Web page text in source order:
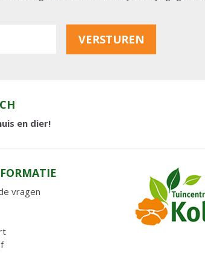
en dier!
vragen